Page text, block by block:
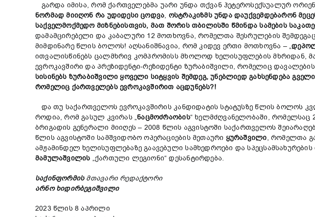
გარდა იმისა, რომ ქართველებმა უარი უნდა თქვან ჰეტეროსექსუალურ
ნორმად მიიღონ რა უდიდესი ცოდვა, ოსტრაკიზმს უნდა დაუქვემდებარონ
საქველმოქმედო მიზნებისთვის, მათ შორის თბილისში წმინდასამების
დამამცირებელი და კაბალური 12 მოთხოვნა, რომელთა შესრულების
მიმდინარე წლის ბოლოს! აღსანიშნავია, რომ კიდევ ერთი მოთხოვნა – „
ითვალისწინებს ცალმხრივ კომპრომისს მხოლოდ ხელისუფლების მხრიდან,
ევროკავშირი და პრეზიდენტი-რეზიდენტი ზურაბიშვილი, რომელიც
სისინებს ზურაბიშვილი ყოველი სიტყვის შემდეგ, უნებლიედ გახსენდება
რომელიც ქართველებს ევროკავშირით აცდუნებს?!
და თუ საქართველოს ევროკავშირის კანდიდატის სტატუსზე წლის ბოლოს
როდია, რომ გასულ კვირას „ნაცმოძრაობის“ ხელმძღვანელობაში, რომელსაც
ბრიგადის გენერალი მიიღეს – 2008 წლის აგვისტოში საქართველოს
წლის აგვისტოში სამშვიდობო ოპერაციების მეთაური ყურაშვილი, რომელთა
ამჟამინდელ ხელისუფლებაზე გაავებული სამხედროები და
მამულაშვილის „ქართული ლეგიონი“ დესანტირდება.
საქინფორმის მთავარი რედაქტორი
არნოხიდირბეგიშვილი
2023 წლის 8 აპრილი